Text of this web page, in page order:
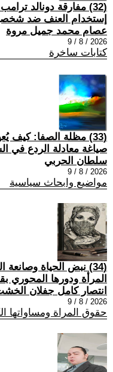
(32) مفارقة دونالد
إستخدام العنف ضد
عصام محمد جميل مروة
2026 / 8 / 9
كتابات ساخرة
(33) مظلة الصفا: كيف
صياغة معادلة الردع في
سلطان الحربي
2026 / 8 / 9
مواضيع وابحاث سياسية
(34) نبض الحياة
المرأة ودورها المحوري
انتصار كامل جفلان
2026 / 8 / 9
حقوق المراة ومساواتها